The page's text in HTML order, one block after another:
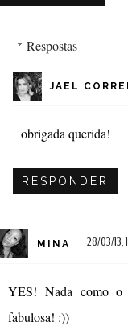
Respostas
JAEL
obrigada querida!
RESPONDER
MINA 28/03/13,
YES! Nada como o
fabulosa! :))